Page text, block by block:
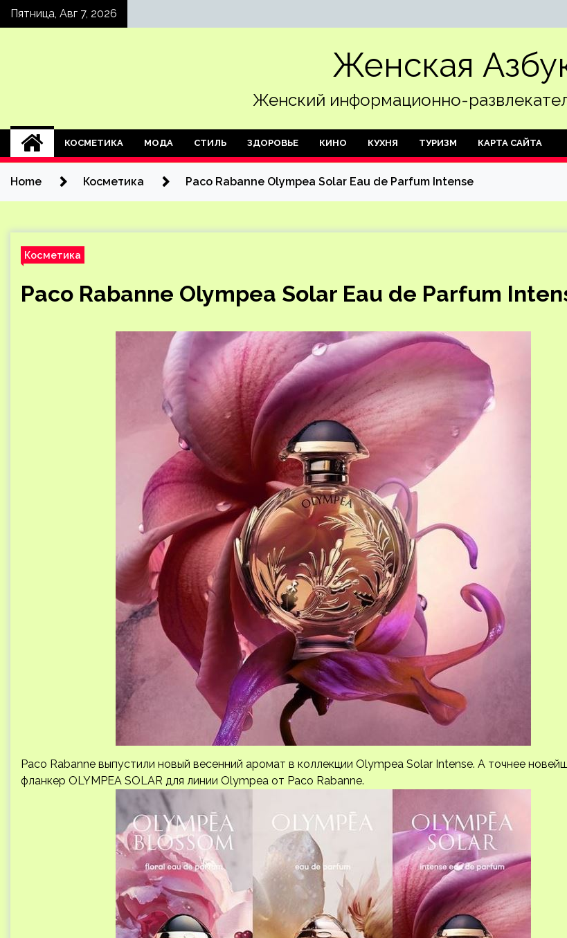
SkipПятница, Авг 7, 2026
Женская
Женский информационно-
КОСМЕТИКА МОДА СТИЛЬ ЗДОРОВЬЕ КИНО КУХНЯ ТУРИЗМ КАРТА САЙТА
Home Косметика Paco Rabanne Olympea Solar Eau de Parfum Intense
Косметика
Paco Rabanne Olympea Solar Eau de Parfum
Paco Rabanne выпустили новый весенний аромат в коллекции Olympea Solar Intense. А точнее
фланкер OLYMPEA SOLAR для линии Olympea от Paco Rabanne.